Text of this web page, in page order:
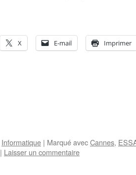
X E-mail Imprimer
Informatique | Marqué avecCannes,
| Laisser un commentaire